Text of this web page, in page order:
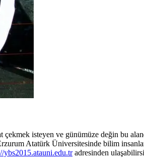
isteyen ve günümüze değin bu
Atatürk Üniversitesinde bilim
ybs2015.atauni.edu.tradresinden